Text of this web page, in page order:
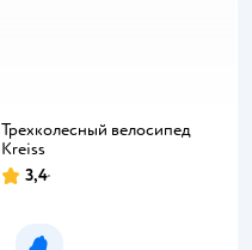
Трехколесный велосипед
Kreiss
3,4